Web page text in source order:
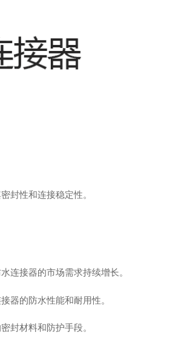
封性和连接稳定性。
连接器的市场需求持续增长。
器的防水性能和耐用性。
封材料和防护手段。